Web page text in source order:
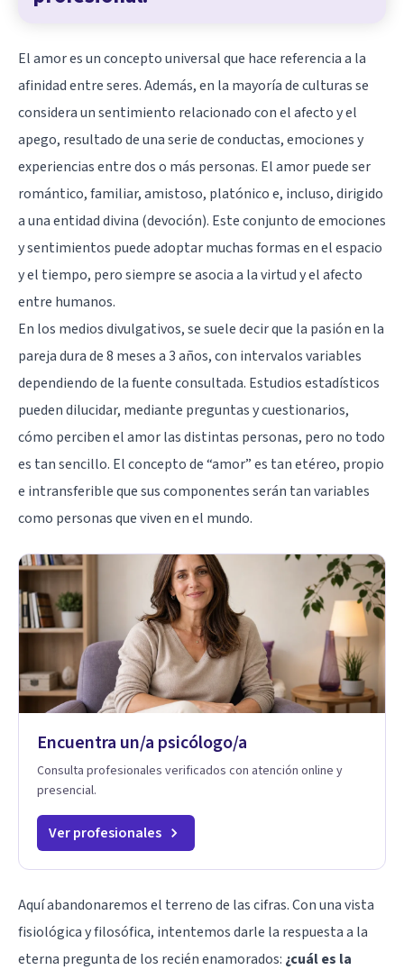
El amor es un concepto universal que hace referencia a la
afinidad entre seres. Además, en la mayoría de culturas se
considera un sentimiento relacionado con el afecto y el
apego, resultado de una serie de conductas, emociones y
experiencias entre dos o más personas. El amor puede ser
romántico, familiar, amistoso, platónico e, incluso, dirigido
a una entidad divina (devoción). Este conjunto de emociones
y sentimientos puede adoptar muchas formas en el espacio
y el tiempo, pero siempre se asocia a la virtud y el afecto
entre humanos.
En los medios divulgativos, se suele decir que la pasión en la
pareja dura de 8 meses a 3 años, con intervalos variables
dependiendo de la fuente consultada. Estudios estadísticos
pueden dilucidar, mediante preguntas y cuestionarios,
cómo perciben el amor las distintas personas, pero no todo
es tan sencillo. El concepto de “amor” es tan etéreo, propio
e intransferible que sus componentes serán tan variables
como personas que viven en el mundo.
Encuentra un/a psicólogo/a
Consulta profesionales verificados con atención online y
presencial.
Ver profesionales
Aquí abandonaremos el terreno de las cifras. Con una vista
fisiológica y filosófica, intentemos darle la respuesta a la
eterna pregunta de los recién enamorados: ¿cuál es la